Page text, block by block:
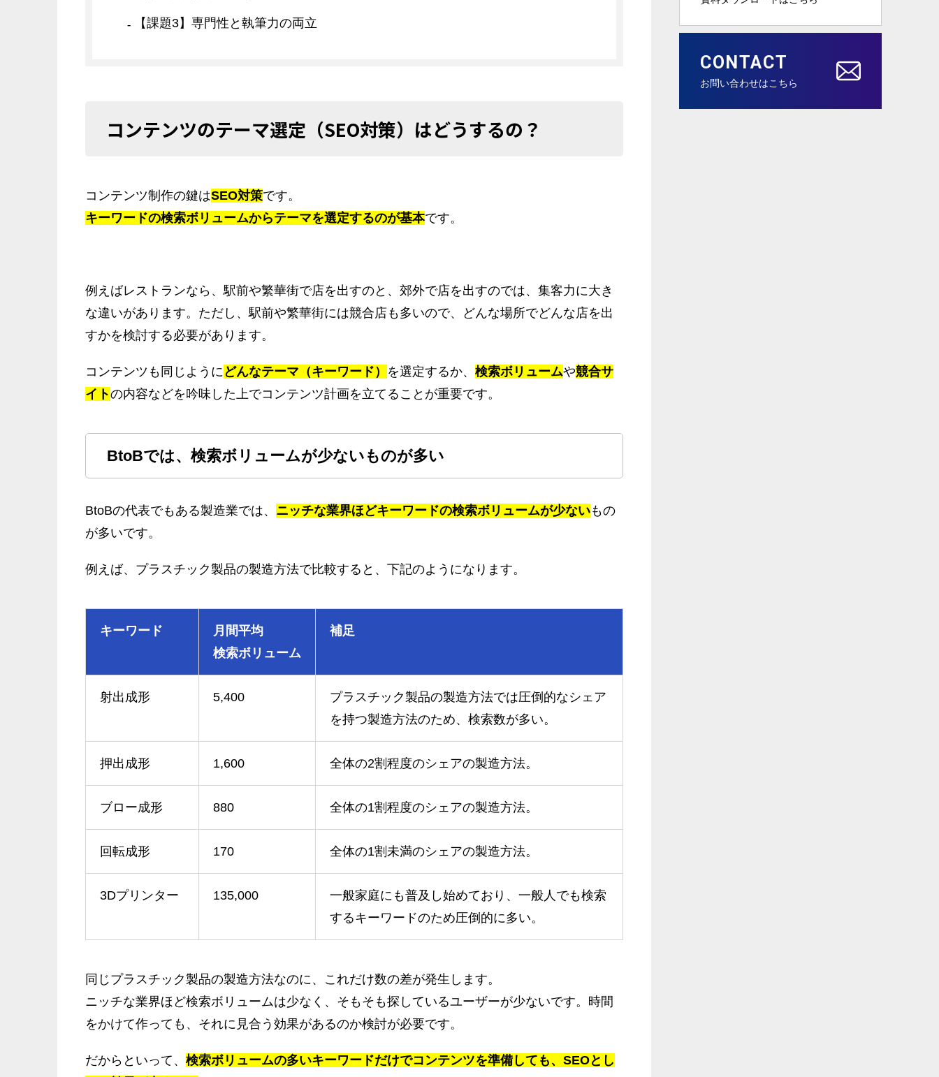
【課題3】専門性と執筆力の両立
コンテンツのテーマ選定（SEO対策）はどうするの？
コンテンツ制作の鍵はSEO対策です。
キーワードの検索ボリュームからテーマを選定するのが基本です。
例えばレストランなら、駅前や繁華街で店を出すのと、郊外で店を出すのでは、集客力に大き
な違いがあります。ただし、駅前や繁華街には競合店も多いので、どんな場所でどんな店を出
すかを検討する必要があります。
コンテンツも同じように どんなテーマ（キーワード） を選定するか、 検索ボリュームや競合サ
イトの内容などを吟味した上でコンテンツ計画を立てることが重要です。
BtoBでは、検索ボリュームが少ないものが多い
BtoBの代表でもある製造業では、 ニッチな業界ほどキーワードの検索ボリュームが少ないもの
が多いです。
例えば、プラスチック製品の製造方法で比較すると、下記のようになります。
キーワード
月間平均
検索ボリューム
補足
射出成形 5,400
プラスチック製品の製造方法では圧倒的なシェア
を持つ製造方法のため、検索数が多い。
押出成形 1,600 全体の2割程度のシェアの製造方法。
ブロー成形 880 全体の1割程度のシェアの製造方法。
回転成形 170 全体の1割未満のシェアの製造方法。
3Dプリンター 135,000
一般家庭にも普及し始めており、一般人でも検索
するキーワードのため圧倒的に多い。
同じプラスチック製品の製造方法なのに、これだけ数の差が発生します。
ニッチな業界ほど検索ボリュームは少なく、そもそも探しているユーザーが少ないです。時間
をかけて作っても、それに見合う効果があるのか検討が必要です。
だからといって、 検索ボリュームの多いキーワードだけでコンテンツを準備しても、SEOとし
CONTACT
お問い合わせはこちら